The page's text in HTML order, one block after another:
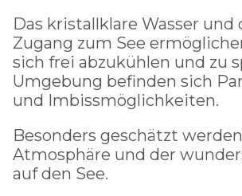
Das kristallklare Wasser
Zugang zum See
sich frei abzukühlen und zu
Umgebung befinden sich
und Imbissmöglichkeiten.
Besonders geschätzt
Atmosphäre und der
auf den See.